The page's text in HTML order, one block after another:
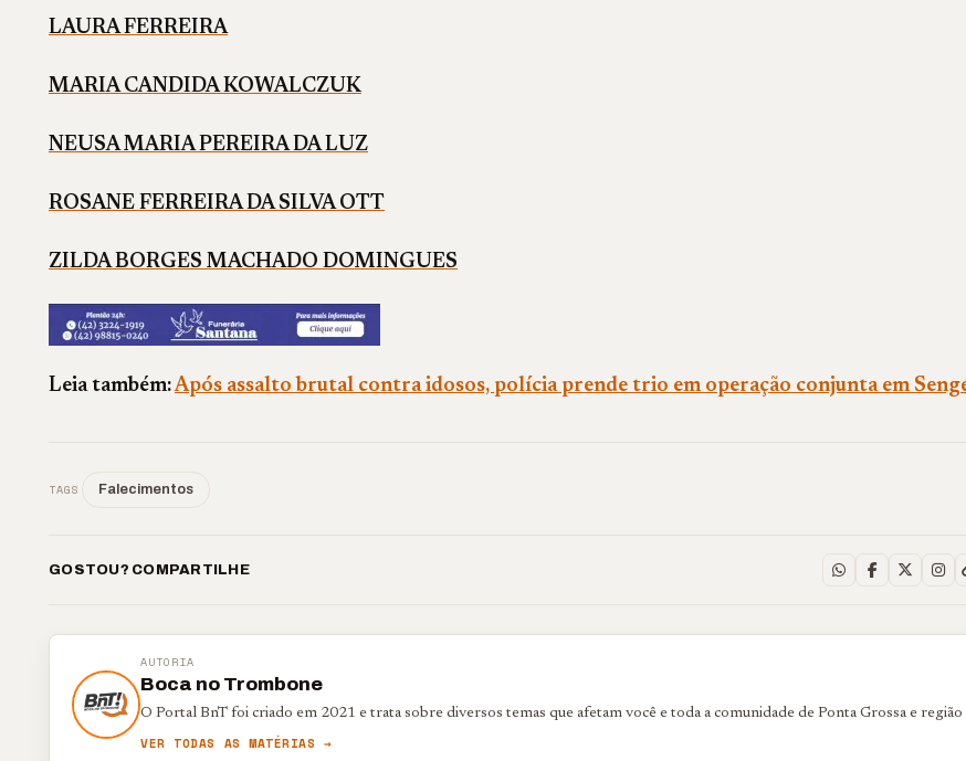
LAURA FERREIRA
MARIA CANDIDA KOWALCZUK
NEUSA MARIA PEREIRA DA LUZ
ROSANE FERREIRA DA SILVA OTT
ZILDA BORGES MACHADO DOMINGUES
Leia também:Após assalto brutal contra idosos, polícia prende trio em operação conjunta em
TAGS Falecimentos
GOSTOU? COMPARTILHE
AUTORIA
Boca no Trombone
O Portal BnT foi criado em 2021 e trata sobre diversos temas que afetam você e toda a comunidade de Ponta Grossa e região
VER TODAS AS MATÉRIAS →